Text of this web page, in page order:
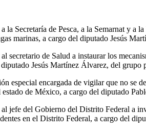
la Secretaría de Pesca, a la Semarnat y
marinas, a cargo del diputado Jesús
secretario de Salud a instaurar los
Jesús Martínez Álvarez, del grupo
especial encargada de vigilar que no se
de México, a cargo del diputado
jefe del Gobierno del Distrito Federal a
en el Distrito Federal, a cargo del